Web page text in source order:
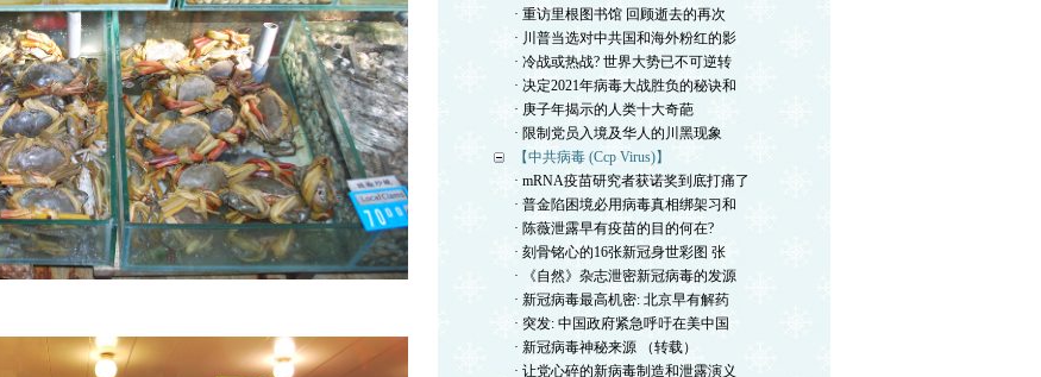
· 重访里根图书馆 回顾逝去的再次
· 川普当选对中共国和海外粉红的影
· 冷战或热战? 世界大势已不可逆转
· 决定2021年病毒大战胜负的秘诀和
· 庚子年揭示的人类十大奇葩
· 限制党员入境及华人的川黑现象
【中共病毒 (Ccp Virus)】
· mRNA疫苗研究者获诺奖到底打痛了
· 普金陷困境必用病毒真相绑架习和
· 陈薇泄露早有疫苗的目的何在?
· 刻骨铭心的16张新冠身世彩图 张
· 《自然》杂志泄密新冠病毒的发源
· 新冠病毒最高机密: 北京早有解药
· 突发: 中国政府紧急呼吁在美中国
· 新冠病毒神秘来源 （转载）
· 让党心碎的新病毒制造和泄露演义